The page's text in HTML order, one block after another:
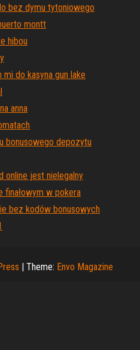
bez dymu tytoniowego
montt
hibou
mi do kasyna gun lake
anna
bonusowego depozytu
online jest nielegalny
finałowym w pokera
bez kodów bonusowych
| Theme: Envo Magazine